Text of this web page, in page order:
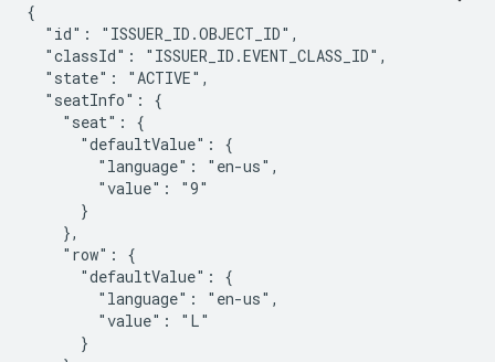
{
  "id": "ISSUER_ID.OBJECT_ID",
  "classId": "ISSUER_ID.EVENT_CLASS_ID",
  "state": "ACTIVE",
  "seatInfo": {
    "seat": {
      "defaultValue": {
        "language": "en-us",
        "value": "9"
      }
    },
    "row": {
      "defaultValue": {
        "language": "en-us",
        "value": "L"
      }